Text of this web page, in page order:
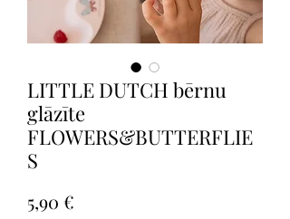
LITTLE DUTCH bērnu
glāzīte
FLOWERS&BUTTERFLIE
S
5,90 €